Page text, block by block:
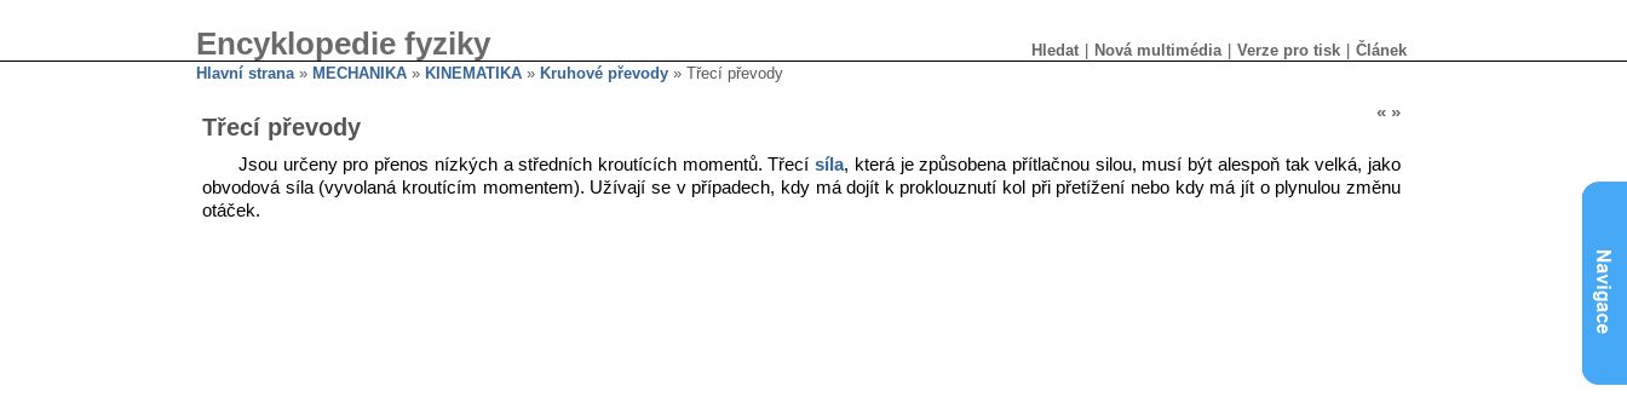
Encyklopedie fyziky Hledat Nová multimédia Verze pro tisk
Článek
Hlavní strana» MECHANIKA » KINEMATIKA » Kruhové převody » Třecí převody
« »
Třecí převody
Jsou určeny pro přenos nízkých a středních kroutících momentů. Třecísíla, která je způsobena přítlačnou silou, musí být alespoň tak velká, jako
obvodová síla (vyvolaná kroutícím momentem). Užívají se v případech, kdy má dojít k proklouznutí kol při přetížení nebo kdy má jít o plynulou změnu
otáček.